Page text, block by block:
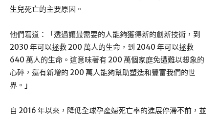
生兒死亡的主要原因。
他們寫道：「透過讓最需要的人能夠獲得新的創新技術，到
2030 年可以拯救 200 萬人的生命，到 2040 年可以拯救
640 萬人的生命。這意味著有 200 萬個家庭免遭難以想象的
心碎，還有新增的 200 萬人能夠幫助塑造和豐富我們的世
界。」
自 2016 年以來，降低全球孕產婦死亡率的進展停滯不前，並